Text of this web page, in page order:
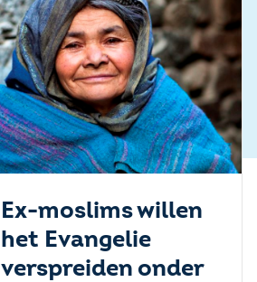
Ex-moslims willen
het Evangelie
verspreiden onder